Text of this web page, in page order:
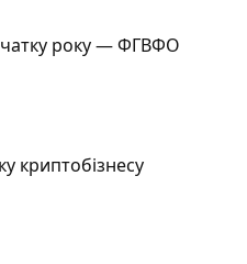
року — ФГВФО
криптобізнесу